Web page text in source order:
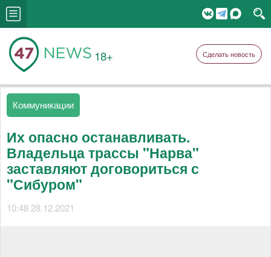
18+ Сделать новость
Коммуникации
Их опасно останавливать.
Владельца трассы "Нарва"
заставляют договориться с
"Сибуром"
10:48 28.12.2021